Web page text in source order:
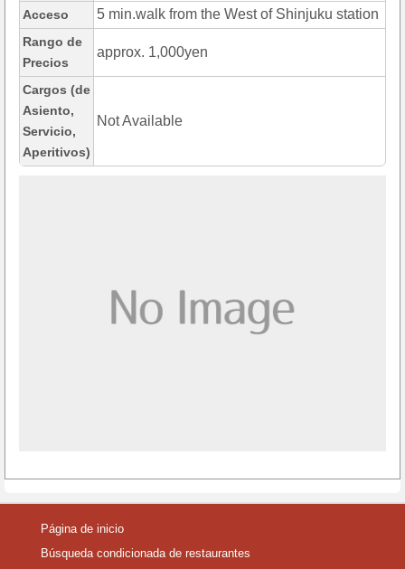
Acceso 5 min.walk from the West of Shinjuku station
Rango de
Precios
approx. 1,000yen
Cargos (de
Asiento,
Servicio,
Aperitivos)
Not Available
Página de inicio
Búsqueda condicionada de restaurantes